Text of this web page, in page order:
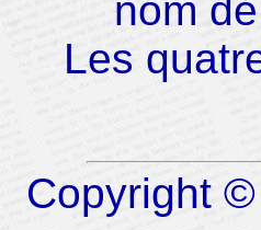
nom
Les
Copyright